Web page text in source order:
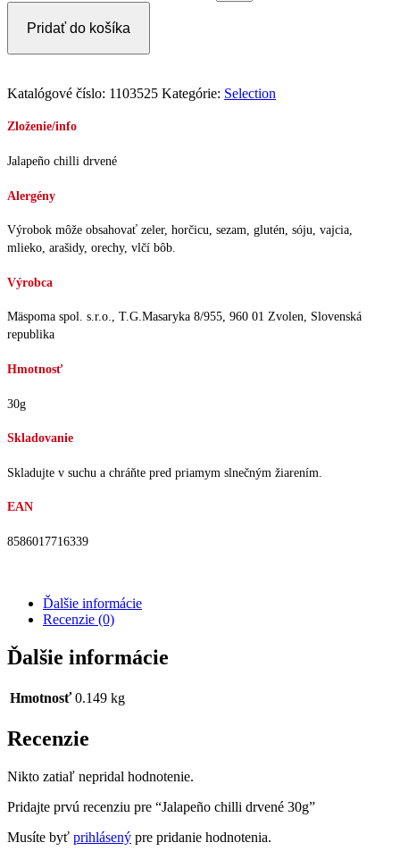
Pridať do košíka
Katalógové číslo: 1103525 Kategórie: Selection
Zloženie/info
Jalapeño chilli drvené
Alergény
Výrobok môže obsahovať zeler, horčicu, sezam, glutén, sóju, vajcia,
mlieko, arašidy, orechy, vlčí bôb.
Výrobca
Mäspoma spol. s.r.o., T.G.Masaryka 8/955, 960 01 Zvolen, Slovenská
republika
Hmotnosť
30g
Skladovanie
Skladujte v suchu a chráňte pred priamym slnečným žiarením.
EAN
8586017716339
Ďalšie informácie
Recenzie (0)
Ďalšie informácie
Hmotnosť 0.149 kg
Recenzie
Nikto zatiaľ nepridal hodnotenie.
Pridajte prvú recenziu pre “Jalapeño chilli drvené 30g”
Musíte byť prihlásený pre pridanie hodnotenia.